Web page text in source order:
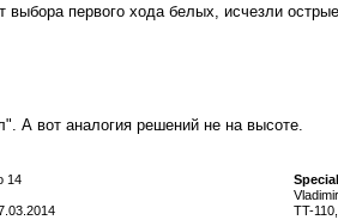
первого хода белых, исчезли
А вот аналогия решений не на высоте.
14
TT-